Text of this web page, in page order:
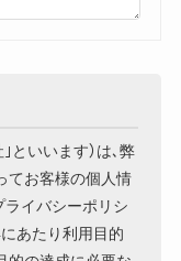
といいます）は､弊
てお客様の個人情
イバシーポリシ
あたり利用目的